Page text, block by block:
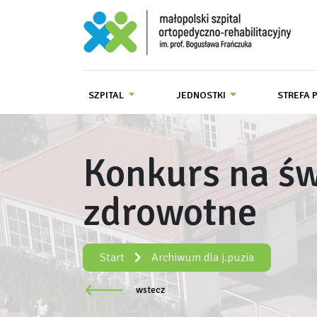
Małopolski Szpital Ortopedyczno-
SZPITAL JEDNOSTKI STREFA
Konkurs na
zdrowotne
Start Archiwum dla j.puzia
wstecz